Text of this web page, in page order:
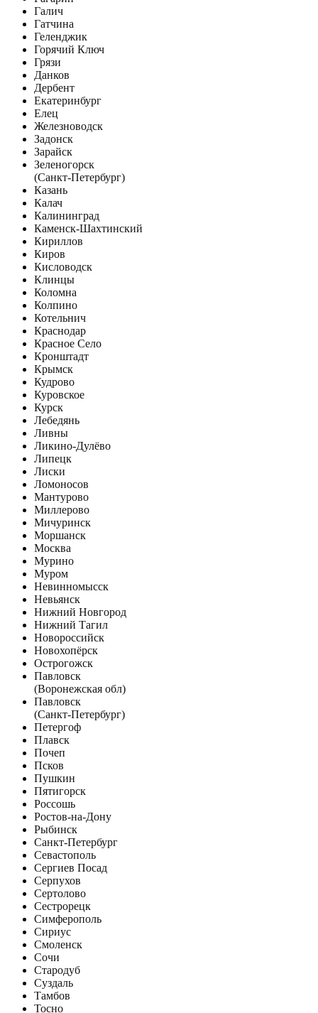
Галич
Гатчина
Геленджик
Горячий Ключ
Грязи
Данков
Дербент
Екатеринбург
Елец
Железноводск
Задонск
Зарайск
Зеленогорск
(Санкт-Петербург)
Казань
Калач
Калининград
Каменск-Шахтинский
Кириллов
Киров
Кисловодск
Клинцы
Коломна
Колпино
Котельнич
Краснодар
Красное Село
Кронштадт
Крымск
Кудрово
Куровское
Курск
Лебедянь
Ливны
Ликино-Дулёво
Липецк
Лиски
Ломоносов
Мантурово
Миллерово
Мичуринск
Моршанск
Москва
Мурино
Муром
Невинномысск
Невьянск
Нижний Новгород
Нижний Тагил
Новороссийск
Новохопёрск
Острогожск
Павловск
(Воронежская обл)
Павловск
(Санкт-Петербург)
Петергоф
Плавск
Почеп
Псков
Пушкин
Пятигорск
Россошь
Ростов-на-Дону
Рыбинск
Санкт-Петербург
Севастополь
Сергиев Посад
Серпухов
Сертолово
Сестрорецк
Симферополь
Сириус
Смоленск
Сочи
Стародуб
Суздаль
Тамбов
Тосно